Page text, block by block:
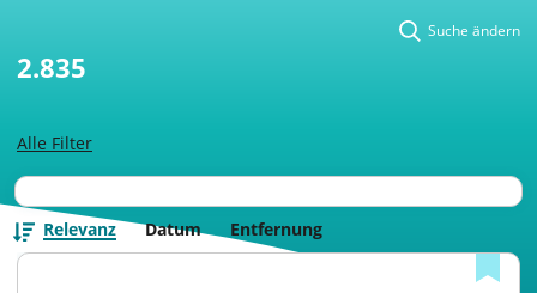
Alle Filter
Suche ändern
2.835
Relevanz Datum Entfernung